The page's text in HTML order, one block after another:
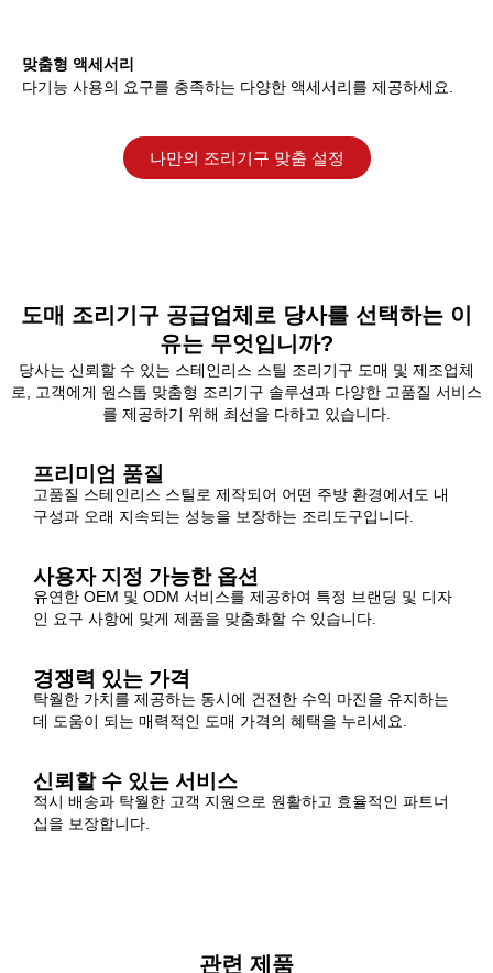
맞춤형 액세서리
다기능 사용의 요구를 충족하는 다양한 액세서리를 제공하세요.
나만의 조리기구 맞춤 설정
도매 조리기구 공급업체로 당사를 선택하는 이
유는 무엇입니까?
당사는 신뢰할 수 있는 스테인리스 스틸 조리기구 도매 및 제조업체
로, 고객에게 원스톱 맞춤형 조리기구 솔루션과 다양한 고품질 서비스
를 제공하기 위해 최선을 다하고 있습니다.
프리미엄 품질
고품질 스테인리스 스틸로 제작되어 어떤 주방 환경에서도 내
구성과 오래 지속되는 성능을 보장하는 조리도구입니다.
사용자 지정 가능한 옵션
유연한 OEM 및 ODM 서비스를 제공하여 특정 브랜딩 및 디자
인 요구 사항에 맞게 제품을 맞춤화할 수 있습니다.
경쟁력 있는 가격
탁월한 가치를 제공하는 동시에 건전한 수익 마진을 유지하는
데 도움이 되는 매력적인 도매 가격의 혜택을 누리세요.
신뢰할 수 있는 서비스
적시 배송과 탁월한 고객 지원으로 원활하고 효율적인 파트너
십을 보장합니다.
관련 제품